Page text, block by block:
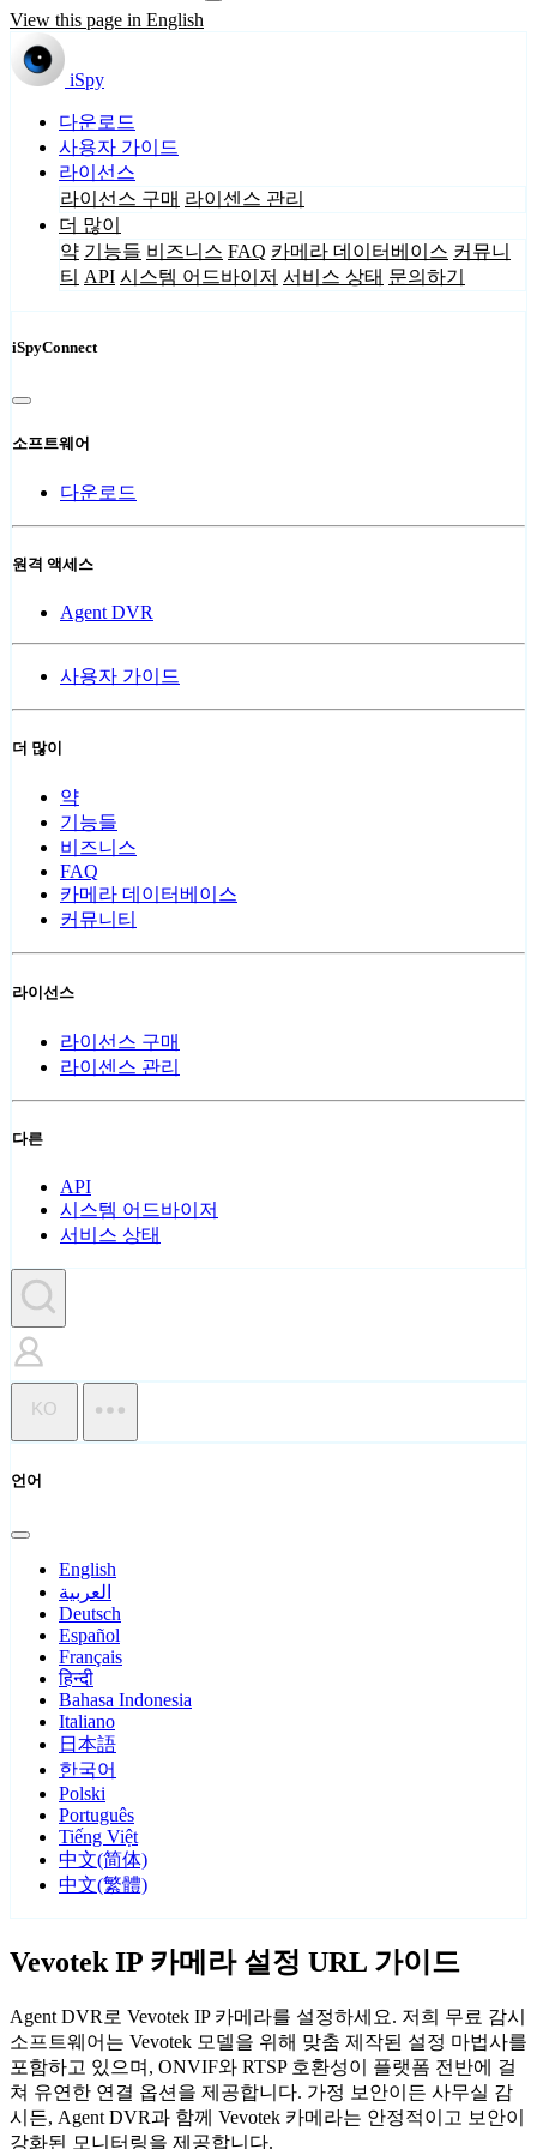
View this page in English
iSpy
다운로드
사용자 가이드
라이선스
라이선스 구매 라이센스 관리
더 많이
약 기능들 비즈니스 FAQ 카메라 데이터베이스 커뮤니
티 API 시스템 어드바이저 서비스 상태 문의하기
iSpyConnect
소프트웨어
다운로드
원격 액세스
Agent DVR
사용자 가이드
더 많이
약
기능들
비즈니스
FAQ
카메라 데이터베이스
커뮤니티
라이선스
라이선스 구매
라이센스 관리
다른
API
시스템 어드바이저
서비스 상태
KO
언어
English
العربية
Deutsch
Español
Français
हिन्दी
Bahasa Indonesia
Italiano
日本語
한국어
Polski
Português
Tiếng Việt
中文(简体)
中文(繁體)
Vevotek IP 카메라 설정 URL 가이드
Agent DVR로 Vevotek IP 카메라를 설정하세요. 저희 무료 감시
소프트웨어는 Vevotek 모델을 위해 맞춤 제작된 설정 마법사를
포함하고 있으며, ONVIF와 RTSP 호환성이 플랫폼 전반에 걸
쳐 유연한 연결 옵션을 제공합니다. 가정 보안이든 사무실 감
시든, Agent DVR과 함께 Vevotek 카메라는 안정적이고 보안이
강화된 모니터링을 제공합니다.